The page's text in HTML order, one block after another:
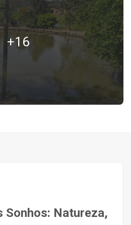
+16
Sonhos: Natureza,